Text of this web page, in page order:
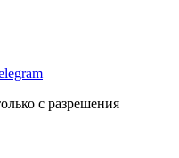
с разрешения